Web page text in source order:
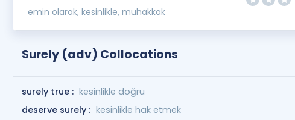
emin olarak, kesinlikle, muhakkak
Surely (adv) Collocations
surely true : kesinlikle doğru
deserve surely : kesinlikle hak etmek